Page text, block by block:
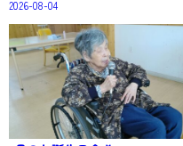
2026-08-04